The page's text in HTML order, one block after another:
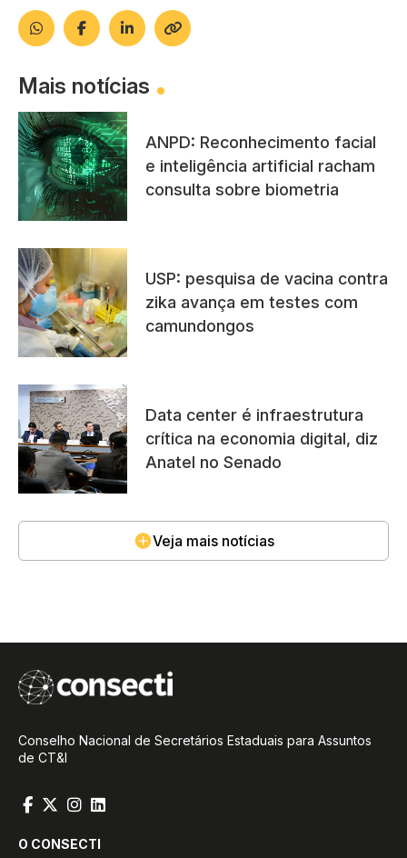
Mais notícias
ANPD: Reconhecimento facial
e inteligência artificial racham
consulta sobre biometria
USP: pesquisa de vacina contra
zika avança em testes com
camundongos
Data center é infraestrutura
crítica na economia digital, diz
Anatel no Senado
Veja mais notícias
Conselho Nacional de Secretários Estaduais para Assuntos
de CT&I
O CONSECTI